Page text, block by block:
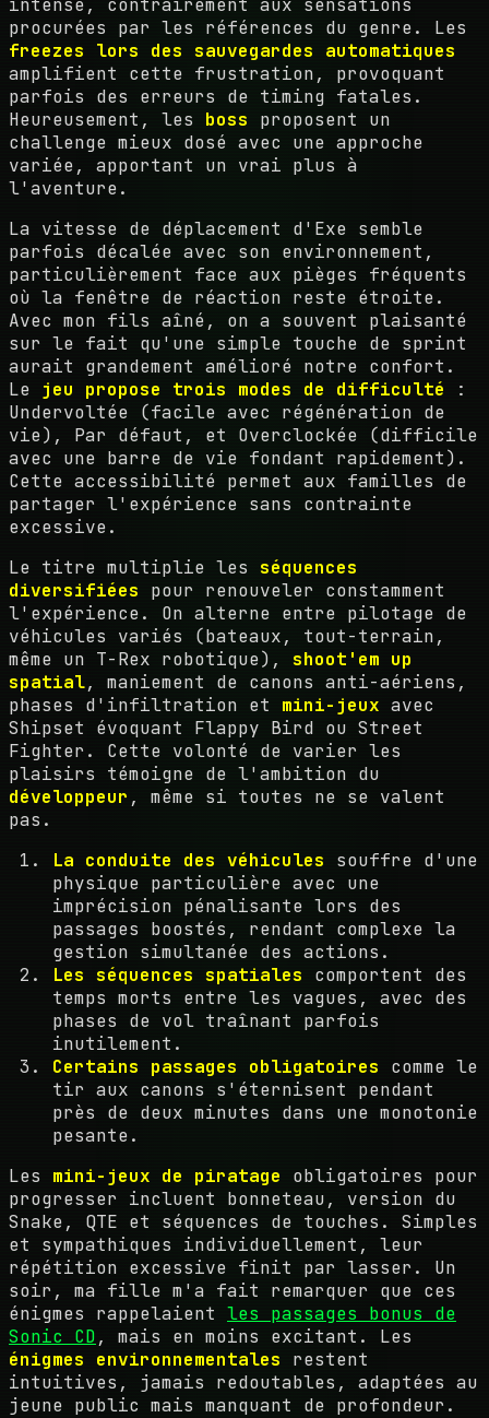
intense, contrairement aux sensations
procurées par les références du genre. Les
freezes lors des sauvegardes automatiques
amplifient cette frustration, provoquant
parfois des erreurs de timing fatales.
Heureusement, les boss proposent un
challenge mieux dosé avec une approche
variée, apportant un vrai plus à
l'aventure.
La vitesse de déplacement d'Exe semble
parfois décalée avec son environnement,
particulièrement face aux pièges fréquents
où la fenêtre de réaction reste étroite.
Avec mon fils aîné, on a souvent plaisanté
sur le fait qu'une simple touche de sprint
aurait grandement amélioré notre confort.
Le jeu propose trois modes de difficulté :
Undervoltée (facile avec régénération de
vie), Par défaut, et Overclockée (difficile
avec une barre de vie fondant rapidement).
Cette accessibilité permet aux familles de
partager l'expérience sans contrainte
excessive.
Le titre multiplie les séquences
diversifiées pour renouveler constamment
l'expérience. On alterne entre pilotage de
véhicules variés (bateaux, tout-terrain,
même un T-Rex robotique), shoot'em up
spatial, maniement de canons anti-aériens,
phases d'infiltration et mini-jeux avec
Shipset évoquant Flappy Bird ou Street
Fighter. Cette volonté de varier les
plaisirs témoigne de l'ambition du
développeur , même si toutes ne se valent
pas.
La conduite des véhicules souffre d'une
physique particulière avec une
imprécision pénalisante lors des
passages boostés, rendant complexe la
gestion simultanée des actions.
Les séquences spatiales comportent des
temps morts entre les vagues, avec des
phases de vol traînant parfois
inutilement.
Certains passages obligatoires comme le
tir aux canons s'éternisent pendant
près de deux minutes dans une monotonie
pesante.
Les mini-jeux de piratage obligatoires pour
progresser incluent bonneteau, version du
Snake, QTE et séquences de touches. Simples
et sympathiques individuellement, leur
répétition excessive finit par lasser. Un
soir, ma fille m'a fait remarquer que ces
énigmes rappelaient les passages bonus de
Sonic CD, mais en moins excitant. Les
énigmes environnementales restent
intuitives, jamais redoutables, adaptées au
jeune public mais manquant de profondeur.